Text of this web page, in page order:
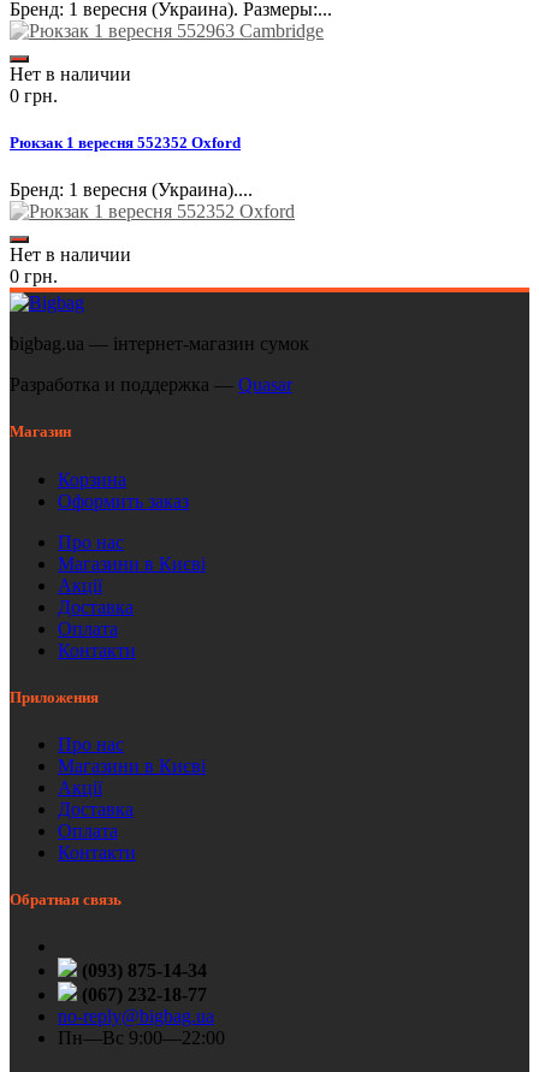
Бренд: 1 вересня (Украина). Размеры:...
Нет в наличии
0 грн.
Рюкзак 1 вересня 552352 Oxford
Бренд: 1 вересня (Украина)....
Нет в наличии
0 грн.
bigbag.ua — інтернет-магазин сумок
Разработка и поддержка — Quasar
Магазин
Корзина
Оформить заказ
Про нас
Магазини в Києві
Акції
Доставка
Оплата
Контакти
Приложения
Про нас
Магазини в Києві
Акції
Доставка
Оплата
Контакти
Обратная связь
(093) 875-14-34
(067) 232-18-77
no-reply@bigbag.ua
Пн—Вс 9:00—22:00